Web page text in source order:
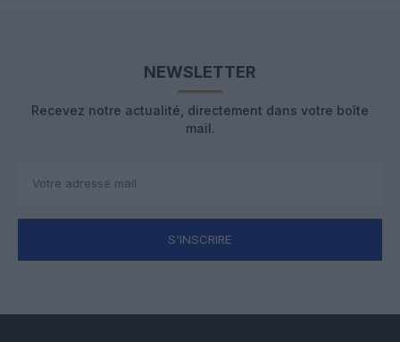
NEWSLETTER
Recevez notre actualité, directement dans votre boîte
mail.
S'INSCRIRE